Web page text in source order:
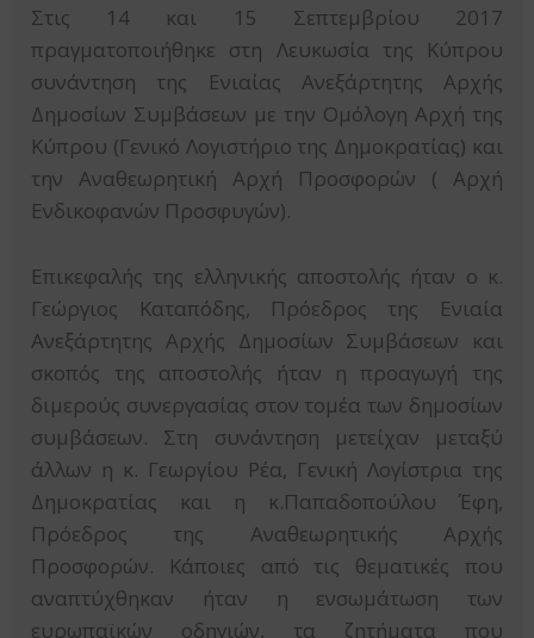
Στις 14 και 15 Σεπτεμβρίου 2017
πραγματοποιήθηκε στη Λευκωσία της Κύπρου
συνάντηση της Ενιαίας Ανεξάρτητης Αρχής
Δημοσίων Συμβάσεων με την Ομόλογη Αρχή της
Κύπρου (Γενικό Λογιστήριο της Δημοκρατίας) και
την Αναθεωρητική Αρχή Προσφορών ( Αρχή
Ενδικοφανών Προσφυγών).
Επικεφαλής της ελληνικής αποστολής ήταν ο κ.
Γεώργιος Καταπόδης, Πρόεδρος της Ενιαία
Ανεξάρτητης Αρχής Δημοσίων Συμβάσεων και
σκοπός της αποστολής ήταν η προαγωγή της
διμερούς συνεργασίας στον τομέα των δημοσίων
συμβάσεων. Στη συνάντηση μετείχαν μεταξύ
άλλων η κ. Γεωργίου Ρέα, Γενική Λογίστρια της
Δημοκρατίας και η κ.Παπαδοπούλου Έφη,
Πρόεδρος της Αναθεωρητικής Αρχής
Προσφορών. Κάποιες από τις θεματικές που
αναπτύχθηκαν ήταν η ενσωμάτωση των
ευρωπαϊκών οδηγιών, τα ζητήματα που